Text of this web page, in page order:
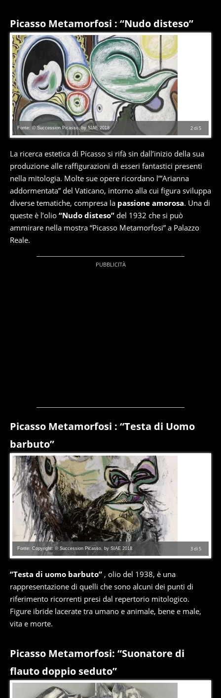
Picasso Metamorfosi : “Nudo disteso”
2di5
Fonte: © Succession Picasso, by SIAE 2018
La ricerca estetica di Picasso si rifà sin dall’inizio della sua
produzione alle raffigurazioni di esseri fantastici presenti
nella mitologia. Molte sue opere ricordano l’”Arianna
addormentata” del Vaticano, intorno alla cui figura sviluppa
diverse tematiche, compresa la passione amorosa. Una di
queste è l’olio “Nudo disteso” del 1932 che si può
ammirare nella mostra “Picasso Metamorfosi” a Palazzo
Reale.
Picasso Metamorfosi : “Testa di Uomo
barbuto”
3di5
Fonte: Copyright: © Succession Picasso, by SIAE 2018
“Testa di uomo barbuto” , olio del 1938, è una
rappresentazione di quelli che sono alcuni dei punti di
riferimento ricorrenti presi dal repertorio mitologico.
Figure ibride lacerate tra umano e animale, bene e male,
vita e morte.
Picasso Metamorfosi: “Suonatore di
flauto doppio seduto”